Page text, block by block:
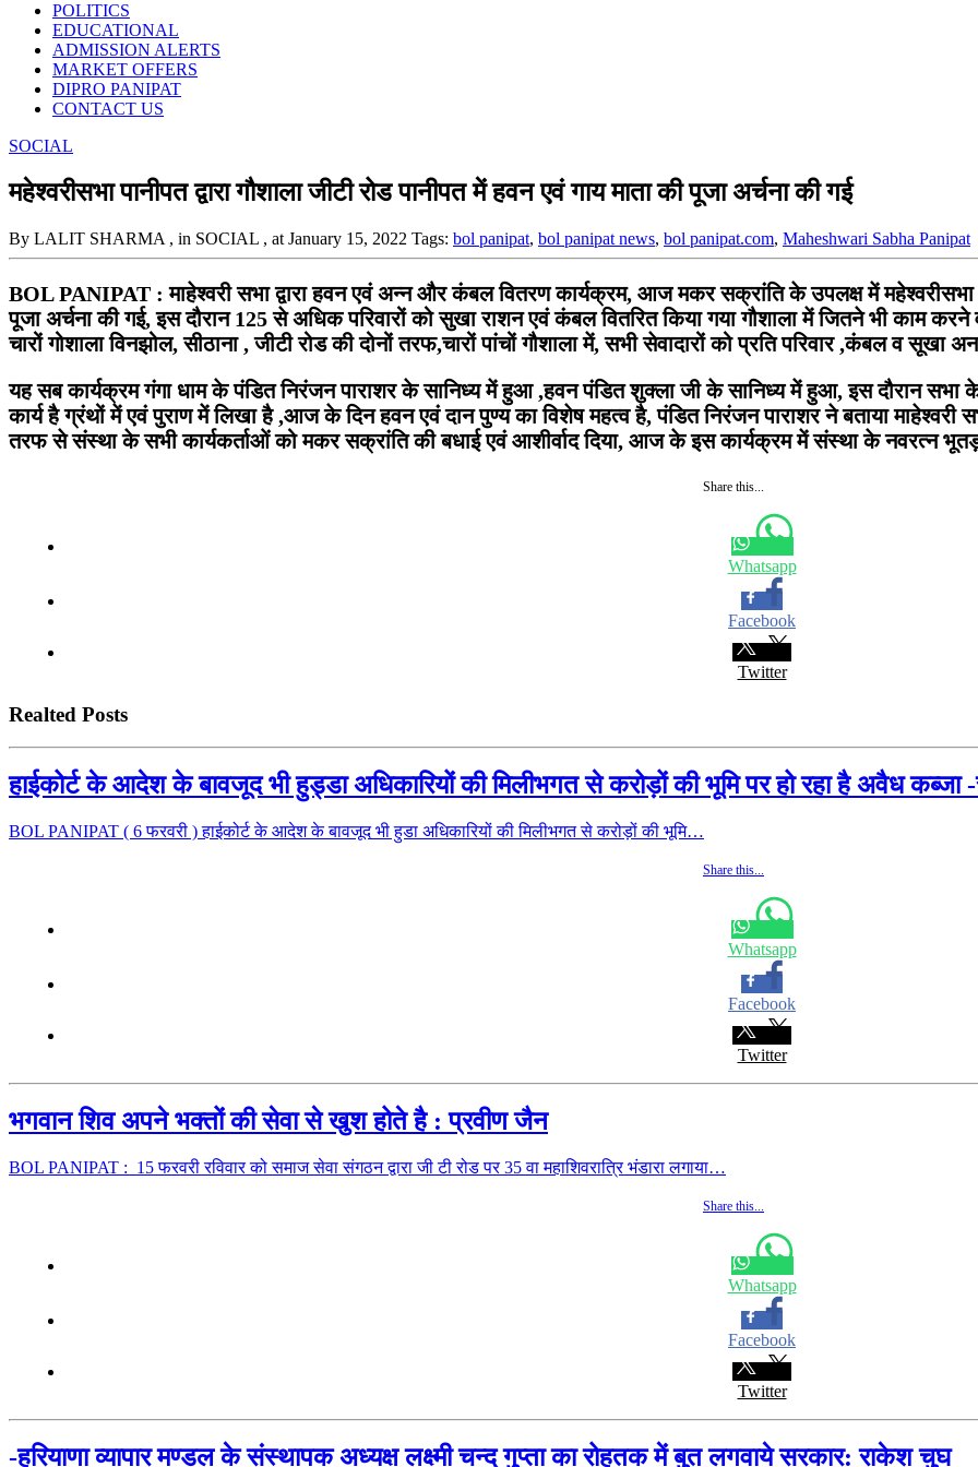
POLITICS
EDUCATIONAL
ADMISSION ALERTS
MARKET OFFERS
DIPRO PANIPAT
CONTACT US
SOCIAL
महेश्वरीसभा पानीपत द्वारा गौशाला जीटी रोड पानीपत में हवन एवं गाय माता की पूजा अर्चना की गई
By LALIT SHARMA , in SOCIAL , at January 15, 2022 Tags: bol panipat, bol panipat news, bol panipat.com, Maheshwari Sabha Panipat
BOL PANIPAT : माहेश्वरी सभा द्वारा हवन एवं अन्न और कंबल वितरण कार्यक्रम, आज मकर सक्रांति के उपलक्ष में महेश्वरीसभा
पूजा अर्चना की गई, इस दौरान 125 से अधिक परिवारों को सुखा राशन एवं कंबल वितरित किया गया गौशाला में जितने भी काम
चारों गोशाला विनझोल, सीठाना , जीटी रोड की दोनों तरफ,चारों पांचों गौशाला में, सभी सेवादारों को प्रति परिवार ,कंबल व सूखा
यह सब कार्यक्रम गंगा धाम के पंडित निरंजन पाराशर के सानिध्य में हुआ ,हवन पंडित शुक्ला जी के सानिध्य में हुआ, इस दौरान सभा
कार्य है ग्रंथों में एवं पुराण में लिखा है ,आज के दिन हवन एवं दान पुण्य का विशेष महत्व है, पंडित निरंजन पाराशर ने बताया माहेश्वरी
तरफ से संस्था के सभी कार्यकर्ताओं को मकर सक्रांति की बधाई एवं आशीर्वाद दिया, आज के इस कार्यक्रम में संस्था के नवरत्न
Share this...
Whatsapp
Facebook
Twitter
Realted Posts
हाईकोर्ट के आदेश के बावजूद भी हुड्डा अधिकारियों की मिलीभगत से करोड़ों की भूमि पर हो रहा है अवैध कब्जा -
BOL PANIPAT ( 6 फरवरी ) हाईकोर्ट के आदेश के बावजूद भी हुडा अधिकारियों की मिलीभगत से करोड़ों की भूमि…
Share this...
Whatsapp
Facebook
Twitter
भगवान शिव अपने भक्तों की सेवा से खुश होते है : प्रवीण जैन
BOL PANIPAT : 15 फरवरी रविवार को समाज सेवा संगठन द्वारा जी टी रोड पर 35 वा महाशिवरात्रि भंडारा लगाया…
Share this...
Whatsapp
Facebook
Twitter
-हरियाणा व्यापार मण्डल के संस्थापक अध्यक्ष लक्ष्मी चन्द गुप्ता का रोहतक में बुत लगवाये सरकार: राकेश चुघ